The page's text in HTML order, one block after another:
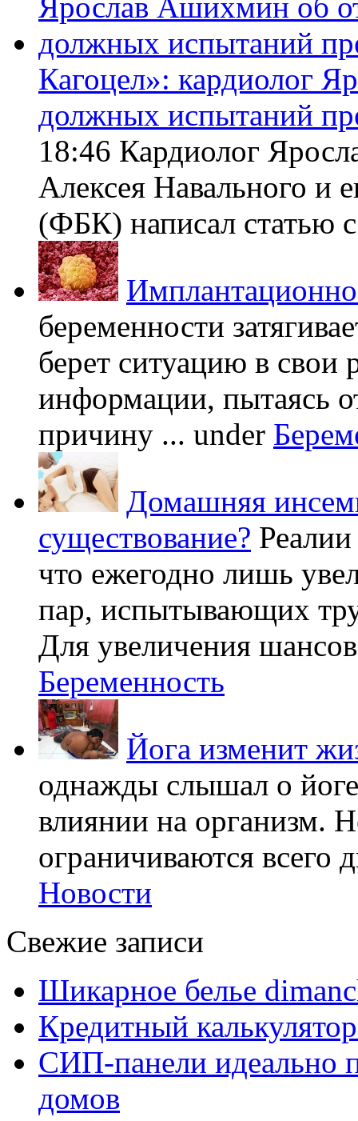
Кагоцел»: кардиолог
должных испытаний
18:46 Кардиолог
Алексея Навального и
(ФБК) написал статью
беременности
берет ситуацию в свои
информации, пытаясь
причину ... under
Домашняя
существование?
что ежегодно лишь
пар, испытывающих
Для увеличения
Беременность
Йога изменит
однажды слышал о
влиянии на организм.
ограничиваются всего
Новости
Свежие записи
Шикарное белье
Кредитный
СИП-панели идеально
домов